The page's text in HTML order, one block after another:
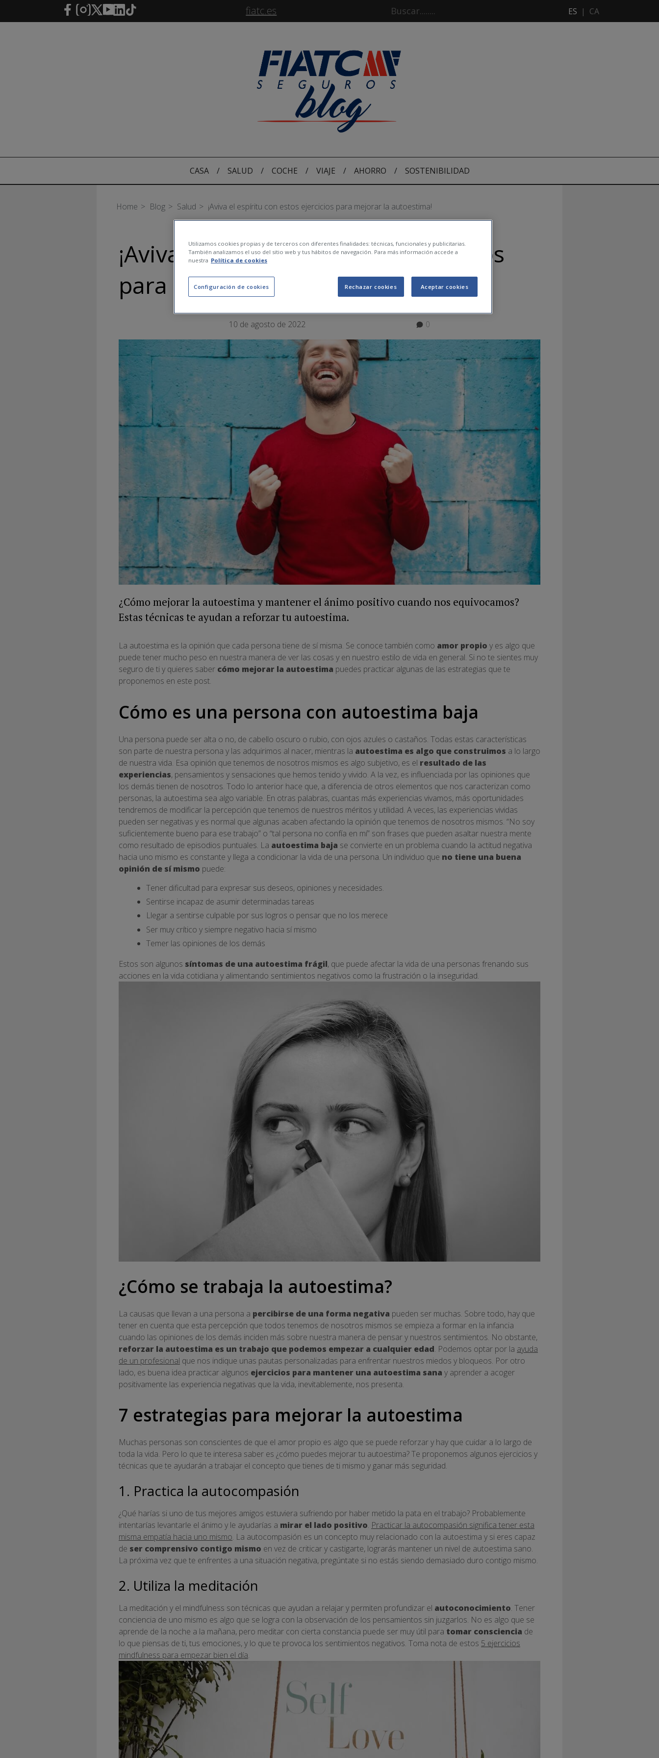
Saltar al contenido principal fiatc.es ES | CA
CASA / SALUD / COCHE / VIAJE / AHORRO / SOSTENIBILIDAD
Home Blog Salud ¡Aviva el espíritu con estos ejercicios para mejorar la autoestima!
¡Aviva el espíritu con estos ejercicios
para mejorar la autoestima!
10 de agosto de 2022 0
¿Cómo mejorar la autoestima y mantener el ánimo positivo cuando nos equivocamos?
Estas técnicas te ayudan a reforzar tu autoestima.
La autoestima es la opinión que cada persona tiene de sí misma. Se conoce también como amor propio y es algo que
puede tener mucho peso en nuestra manera de ver las cosas y en nuestro estilo de vida en general. Si no te sientes muy
seguro de ti y quieres saber cómo mejorar la autoestima puedes practicar algunas de las estrategias que te
proponemos en este post.
Cómo es una persona con autoestima baja
Una persona puede ser alta o no, de cabello oscuro o rubio, con ojos azules o castaños. Todas estas características
son parte de nuestra persona y las adquirimos al nacer, mientras la autoestima es algo que construimos a lo largo
de nuestra vida. Esa opinión que tenemos de nosotros mismos es algo subjetivo, es el resultado de las
experiencias, pensamientos y sensaciones que hemos tenido y vivido. A la vez, es influenciada por las opiniones que
los demás tienen de nosotros. Todo lo anterior hace que, a diferencia de otros elementos que nos caracterizan como
personas, la autoestima sea algo variable. En otras palabras, cuantas más experiencias vivamos, más oportunidades
tendremos de modificar la percepción que tenemos de nuestros méritos y utilidad. A veces, las experiencias vividas
pueden ser negativas y es normal que algunas acaben afectando la opinión que tenemos de nosotros mismos. “No soy
suficientemente bueno para ese trabajo” o “tal persona no confía en mí” son frases que pueden asaltar nuestra mente
como resultado de episodios puntuales. La autoestima baja se convierte en un problema cuando la actitud negativa
hacia uno mismo es constante y llega a condicionar la vida de una persona. Un individuo que no tiene una buena
opinión de sí mismo puede:
Tener dificultad para expresar sus deseos, opiniones y necesidades.
Sentirse incapaz de asumir determinadas tareas
Llegar a sentirse culpable por sus logros o pensar que no los merece
Ser muy crítico y siempre negativo hacia sí mismo
Temer las opiniones de los demás
Estos son algunos síntomas de una autoestima frágil, que puede afectar la vida de una personas frenando sus
acciones en la vida cotidiana y alimentando sentimientos negativos como la frustración o la inseguridad.
¿Cómo se trabaja la autoestima?
La causas que llevan a una persona a percibirse de una forma negativa pueden ser muchas. Sobre todo, hay que
tener en cuenta que esta percepción que todos tenemos de nosotros mismos se empieza a formar en la infancia
cuando las opiniones de los demás inciden más sobre nuestra manera de pensar y nuestros sentimientos. No obstante,
reforzar la autoestima es un trabajo que podemos empezar a cualquier edad. Podemos optar por la ayuda
de un profesional que nos indique unas pautas personalizadas para enfrentar nuestros miedos y bloqueos. Por otro
lado, es buena idea practicar algunos ejercicios para mantener una autoestima sana y aprender a acoger
positivamente las experiencia negativas que la vida, inevitablemente, nos presenta.
7 estrategias para mejorar la autoestima
Muchas personas son conscientes de que el amor propio es algo que se puede reforzar y hay que cuidar a lo largo de
toda la vida. Pero lo que te interesa saber es ¿cómo puedes mejorar tu autoestima? Te proponemos algunos ejercicios y
técnicas que te ayudarán a trabajar el concepto que tienes de ti mismo y ganar más seguridad.
1. Practica la autocompasión
¿Qué harías si uno de tus mejores amigos estuviera sufriendo por haber metido la pata en el trabajo? Probablemente
intentarías levantarle el ánimo y le ayudarías a mirar el lado positivo. Practicar la autocompasión significa tener esta
misma empatía hacia uno mismo. La autocompasión es un concepto muy relacionado con la autoestima y si eres capaz
de ser comprensivo contigo mismo en vez de criticar y castigarte, lograrás mantener un nivel de autoestima sano.
La próxima vez que te enfrentes a una situación negativa, pregúntate si no estás siendo demasiado duro contigo mismo.
2. Utiliza la meditación
La meditación y el mindfulness son técnicas que ayudan a relajar y permiten profundizar el autoconocimiento. Tener
conciencia de uno mismo es algo que se logra con la observación de los pensamientos sin juzgarlos. No es algo que se
aprende de la noche a la mañana, pero meditar con cierta constancia puede ser muy útil para tomar consciencia de
lo que piensas de ti, tus emociones, y lo que te provoca los sentimientos negativos. Toma nota de estos 5 ejercicios
mindfulness para empezar bien el día.
Utilizamos cookies propias y de terceros con diferentes finalidades: técnicas, funcionales y publicitarias.
También analizamos el uso del sitio web y tus hábitos de navegación. Para más información accede a
nuestra Política de cookies
Configuración de cookies Rechazar cookies Aceptar cookies